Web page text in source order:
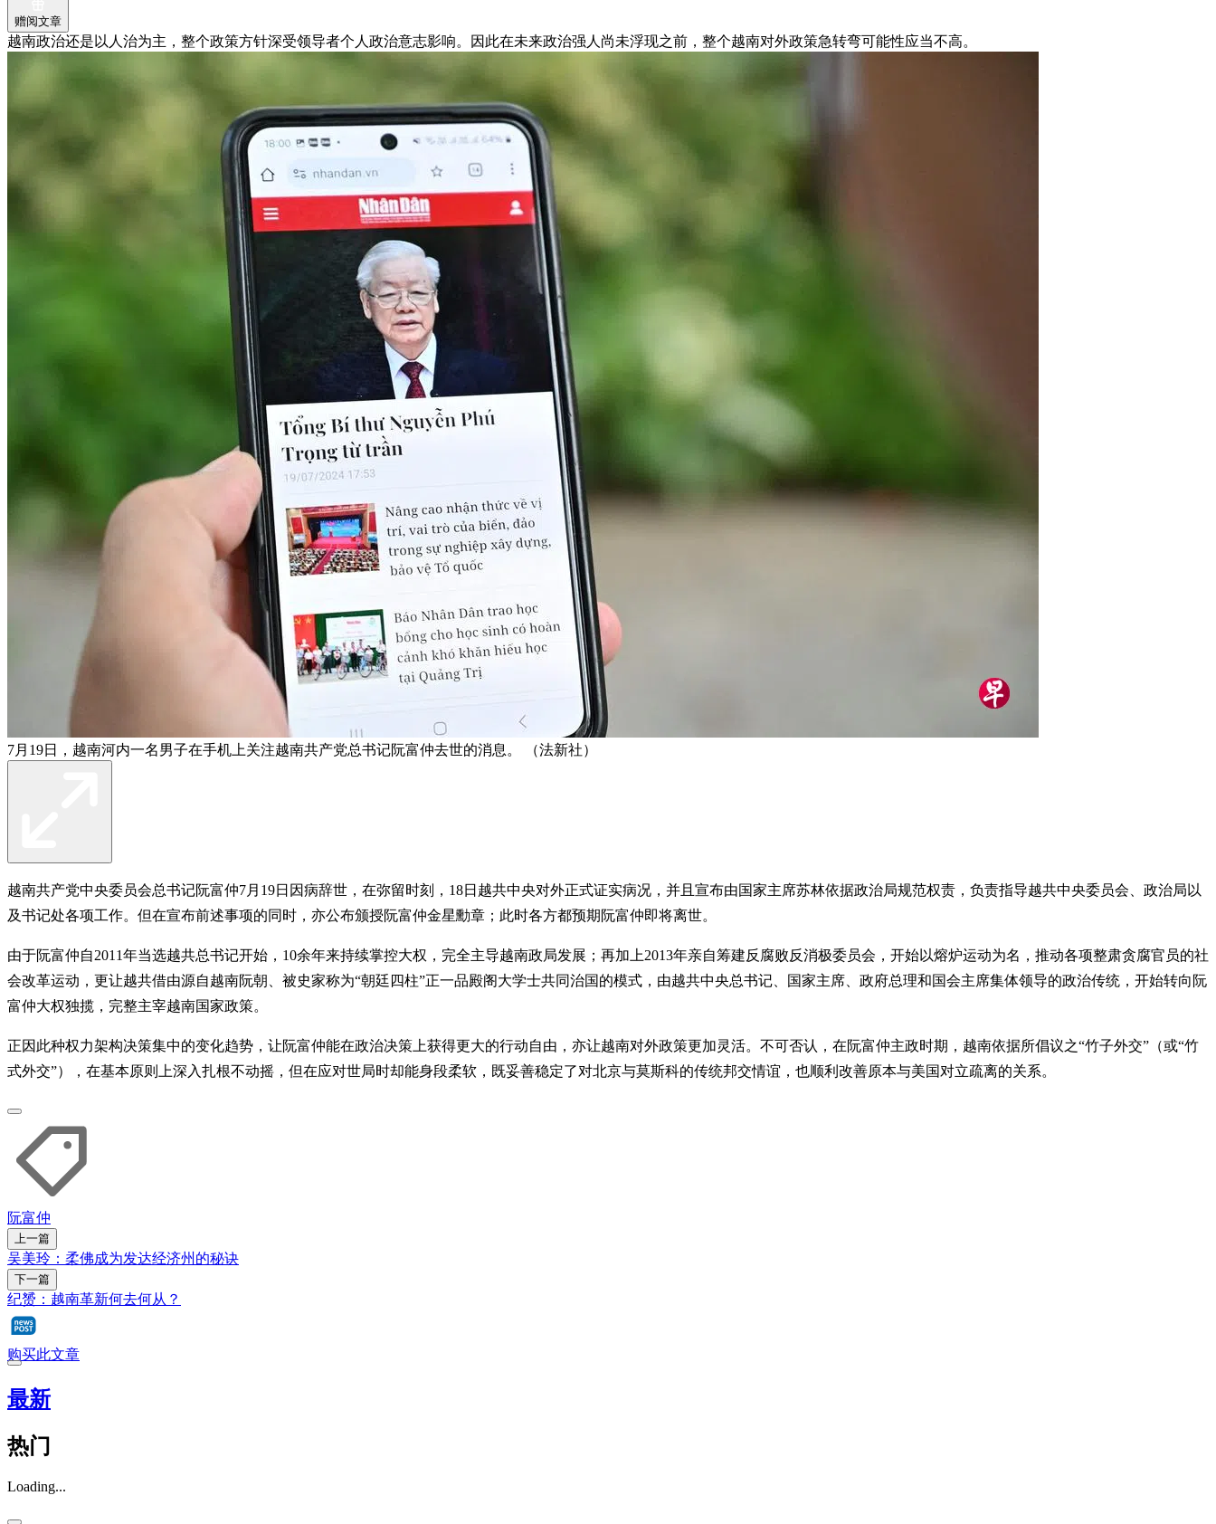
赠阅文章
越南政治还是以人治为主，整个政策方针深受领导者个人政治意志影响。因此在未来政治强人尚未浮现之前，整个越南对外政策急转弯可能性应当不高。
7月19日，越南河内一名男子在手机上关注越南共产党总书记阮富仲去世的消息。 （法新社）
越南共产党中央委员会总书记阮富仲7月19日因病辞世，在弥留时刻，18日越共中央对外正式证实病况，并且宣布由国家主席苏林依据政治局规范权责，负责指导越共中央委员会、政治局以
及书记处各项工作。但在宣布前述事项的同时，亦公布颁授阮富仲金星勳章；此时各方都预期阮富仲即将离世。
由于阮富仲自2011年当选越共总书记开始，10余年来持续掌控大权，完全主导越南政局发展；再加上2013年亲自筹建反腐败反消极委员会，开始以熔炉运动为名，推动各项整肃贪腐官员的社
会改革运动，更让越共借由源自越南阮朝、被史家称为“朝廷四柱”正一品殿阁大学士共同治国的模式，由越共中央总书记、国家主席、政府总理和国会主席集体领导的政治传统，开始转向阮
富仲大权独揽，完整主宰越南国家政策。
正因此种权力架构决策集中的变化趋势，让阮富仲能在政治决策上获得更大的行动自由，亦让越南对外政策更加灵活。不可否认，在阮富仲主政时期，越南依据所倡议之“竹子外交”（或“竹
式外交”），在基本原则上深入扎根不动摇，但在应对世局时却能身段柔软，既妥善稳定了对北京与莫斯科的传统邦交情谊，也顺利改善原本与美国对立疏离的关系。
阮富仲
上一篇
吴美玲：柔佛成为发达经济州的秘诀
下一篇
纪赟：越南革新何去何从？
购买此文章
最新
热门
Loading...